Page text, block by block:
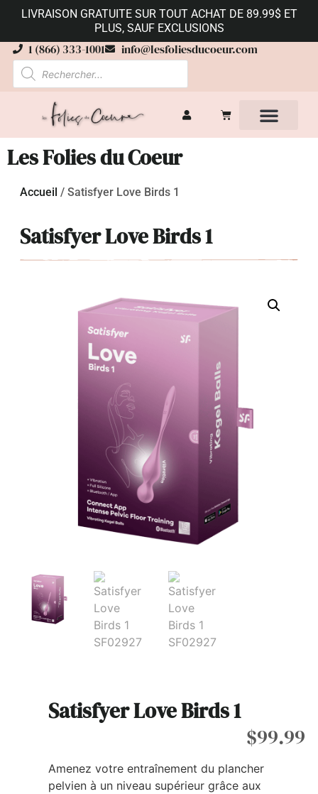
LIVRAISON GRATUITE SUR TOUT ACHAT DE 89.99$ ET
PLUS, SAUF EXCLUSIONS
1 (866) 333-1001 info@lesfoliesducoeur.com
Les Folies du Coeur
Accueil / Satisfyer Love Birds 1
Satisfyer Love Birds 1
Satisfyer Love Birds 1
$99.99
Amenez votre entraînement du plancher
pelvien à un niveau supérieur grâce aux